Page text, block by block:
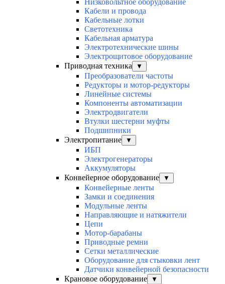
Низковольтное оборудование
Кабели и провода
Кабельные лотки
Светотехника
Кабельная арматура
Электротехнические шины
Электрощитовое оборудование
Приводная техника
▼
Преобразователи частоты
Редукторы и мотор-редукторы
Линейные системы
Компоненты автоматизации
Электродвигатели
Втулки шестерни муфты
Подшипники
Электропитание
▼
ИБП
Электрогенераторы
Аккумуляторы
Конвейерное оборудование
▼
Конвейерные ленты
Замки и соединения
Модульные ленты
Направляющие и натяжители
Цепи
Мотор-барабаны
Приводные ремни
Сетки металлические
Оборудование для стыковки лент
Датчики конвейерной безопасности
Крановое оборудование
▼